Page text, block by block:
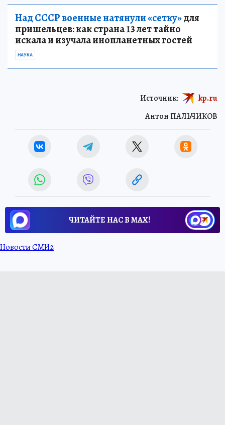
Над СССР военные натянули «сетку»для
пришельцев: как страна 13 лет тайно
искала и изучала инопланетных гостей
НАУКА
Антон ПАЛЬЧИКОВ
Источник: kp.ru
ЧИТАЙТЕ НАС В МАХ!
Новости СМИ2